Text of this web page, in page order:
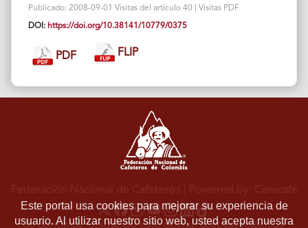
Publicado: 2008-09-01 Visitas del artículo 40 | Visitas PDF
DOI: https://doi.org/10.38141/10779/0375
PDF FLIP
Este portal usa cookies para mejorar su experiencia de
usuario. Al utilizar nuestro sitio web, usted acepta nuestra
Federación Nacional de Cafeteros | Powered by: Cenicafé
Al continuar utilizando este portal, aceptas nuestros